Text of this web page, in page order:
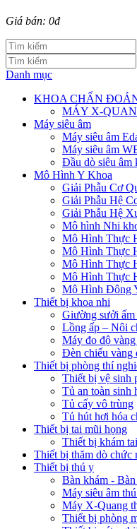
Giá bán: 0đ
Danh mục
KHOA CHẨN
MÁY X-
Máy siêu âm
Máy siêu âm
Máy siêu âm
Đầu dò siêu âm
Mô Hình Y Khoa
Giải Phẫu Cơ
Giải Phẫu Hệ
Giải Phẫu Hệ
Mô hình Nhi
Mô Hình Thực
Mô Hình Thực
Mô Hình Thực
Mô Hình Thực
Mô Hình Đông
Thiết bị khoa nhi
Giường sưởi ấm
Lồng ấp – Nôi
Máy đo độ vàng
Đèn chiếu vàng
Thiết bị phòng thí
Thiết bị vệ sinh
Tủ an toàn sinh
Tủ cấy vô trùng
Tủ hút hơi hóa
Thiết bị tai mũi họng
Thiết bị khám tai
Thiết bị thăm dò chức
Thiết bị thú y
Bàn khám -
Máy siêu âm
Máy X-Quang
Thiết bị phòng